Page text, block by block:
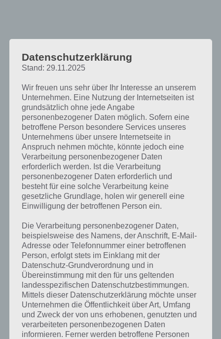
Drivelog: Alles rund ums Auto
Screenshot zu
Drivelog – (c) Mobility
Media GmbH
Drivelog ist ein sehr umfangreicher
Internetdienst, den es seit geraumer
Zeit auch als App gibt. Als Autofahrer
muss man sich um zahlreiche Dinge
kümmern. Dabei meinen wir jetzt
nicht nur Tanken, sondern auch die
Hauptuntersuchung, Werkstatt-
Besuche und weitere Kosten wie
noch den Überblick zu behalten wird
schwer.
Doch im Sinne von “Dafür gibt es
doch sicher eine App” hat der
Autofahrer eine Sorge weniger.
Genau einen solchen Service bietet
euch Drivelog. In dieser findet man
neben Tankstellen in der Nähe auch
Werkstätten mit Öffnungszeiten und
Leistungsspektrum. Außerdem ist
Datenschutzerklärung
Stand: 29.11.2025
Wir freuen uns sehr über Ihr Interesse an unserem
Unternehmen. Eine Nutzung der Internetseiten ist
grundsätzlich ohne jede Angabe
personenbezogener Daten möglich. Sofern eine
betroffene Person besondere Services unseres
Unternehmens über unsere Internetseite in
Anspruch nehmen möchte, könnte jedoch eine
Verarbeitung personenbezogener Daten
erforderlich werden. Ist die Verarbeitung
personenbezogener Daten erforderlich und
besteht für eine solche Verarbeitung keine
gesetzliche Grundlage, holen wir generell eine
Einwilligung der betroffenen Person ein.
Die Verarbeitung personenbezogener Daten,
beispielsweise des Namens, der Anschrift, E-Mail-
Adresse oder Telefonnummer einer betroffenen
Person, erfolgt stets im Einklang mit der
Datenschutz-Grundverordnung und in
Übereinstimmung mit den für uns geltenden
landesspezifischen Datenschutzbestimmungen.
Mittels dieser Datenschutzerklärung möchte unser
Unternehmen die Öffentlichkeit über Art, Umfang
und Zweck der von uns erhobenen, genutzten und
verarbeiteten personenbezogenen Daten
informieren. Ferner werden betroffene Personen